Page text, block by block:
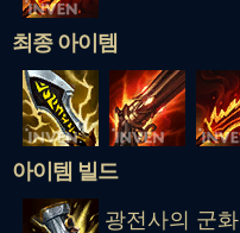
최종 아이템
아이템 빌드
광전사의 군화